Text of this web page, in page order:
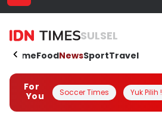
SULSEL
HomeFoodNewsSportTravel
For
You
Soccer Times Yuk Pilih !